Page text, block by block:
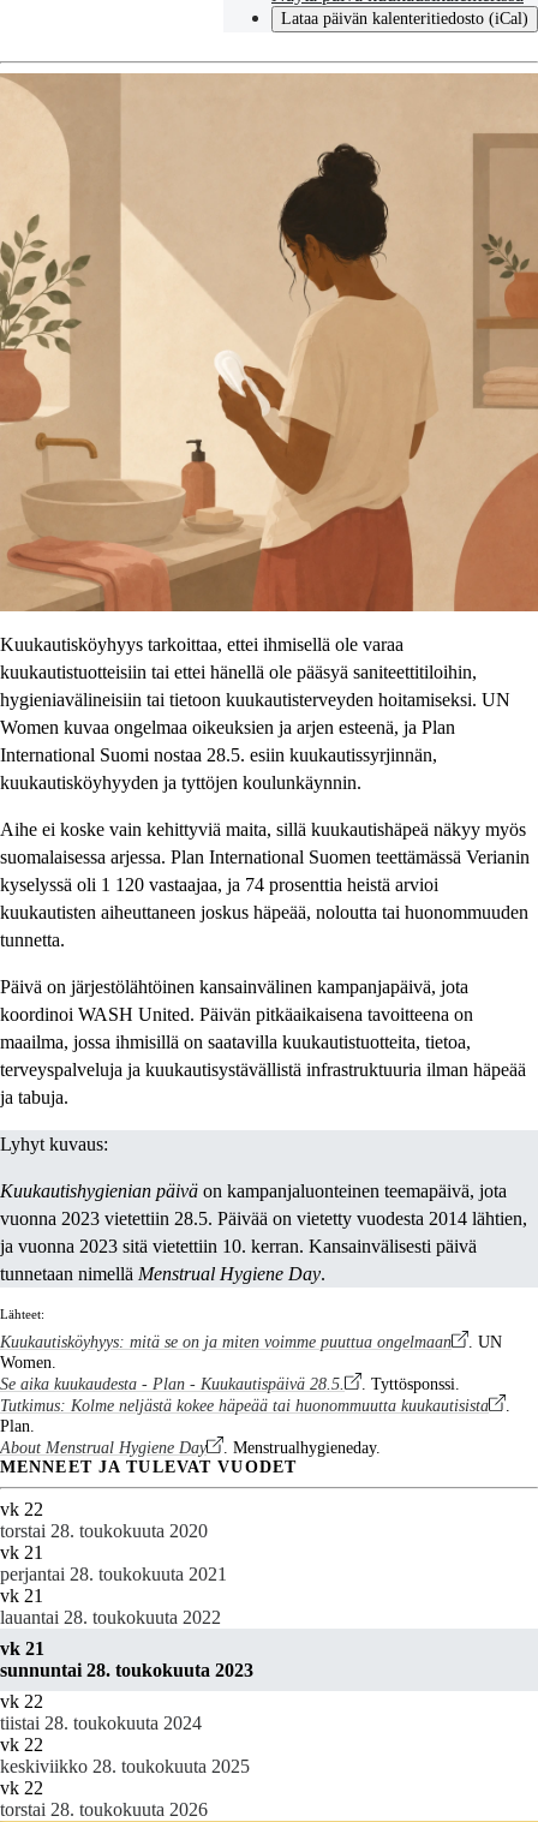
Lataa päivän kalenteritiedosto (iCal)
Kuukautisköyhyys tarkoittaa, ettei ihmisellä ole varaa
kuukautistuotteisiin tai ettei hänellä ole pääsyä saniteettitiloihin,
hygieniavälineisiin tai tietoon kuukautisterveyden hoitamiseksi. UN
Women kuvaa ongelmaa oikeuksien ja arjen esteenä, ja Plan
International Suomi nostaa 28.5. esiin kuukautissyrjinnän,
kuukautisköyhyyden ja tyttöjen koulunkäynnin.
Aihe ei koske vain kehittyviä maita, sillä kuukautishäpeä näkyy myös
suomalaisessa arjessa. Plan International Suomen teettämässä Verianin
kyselyssä oli 1 120 vastaajaa, ja 74 prosenttia heistä arvioi
kuukautisten aiheuttaneen joskus häpeää, noloutta tai huonommuuden
tunnetta.
Päivä on järjestölähtöinen kansainvälinen kampanjapäivä, jota
koordinoi WASH United. Päivän pitkäaikaisena tavoitteena on
maailma, jossa ihmisillä on saatavilla kuukautistuotteita, tietoa,
terveyspalveluja ja kuukautisystävällistä infrastruktuuria ilman häpeää
ja tabuja.
Lyhyt kuvaus:
Kuukautishygienian päivä on kampanjaluonteinen teemapäivä, jota
vuonna 2023 vietettiin 28.5. Päivää on vietetty vuodesta 2014 lähtien,
ja vuonna 2023 sitä vietettiin 10. kerran. Kansainvälisesti päivä
tunnetaan nimellä Menstrual Hygiene Day.
Lähteet:
Kuukautisköyhyys: mitä se on ja miten voimme puuttua ongelmaan
. UN
Women.
Se aika kuukaudesta - Plan - Kuukautispäivä 28.5.
. Tyttösponssi.
Tutkimus: Kolme neljästä kokee häpeää tai huonommuutta kuukautisista
.
Plan.
About Menstrual Hygiene Day
. Menstrualhygieneday.
MENNEET JA TULEVAT VUODET
vk 22
torstai 28. toukokuuta 2020
vk 21
perjantai 28. toukokuuta 2021
vk 21
lauantai 28. toukokuuta 2022
vk 21
sunnuntai 28. toukokuuta 2023
vk 22
tiistai 28. toukokuuta 2024
vk 22
keskiviikko 28. toukokuuta 2025
vk 22
torstai 28. toukokuuta 2026